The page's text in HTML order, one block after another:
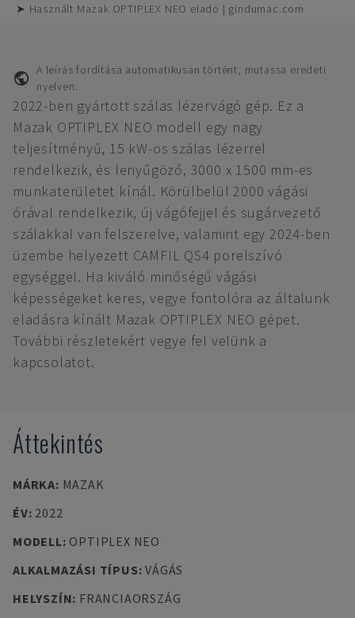
➤ Használt Mazak OPTIPLEX NEO eladó | gindumac.com
A leírás fordítása automatikusan történt, mutassa eredeti
nyelven.
2022-ben gyártott szálas lézervágó gép. Ez a
Mazak OPTIPLEX NEO modell egy nagy
teljesítményű, 15 kW-os szálas lézerrel
rendelkezik, és lenyűgöző, 3000 x 1500 mm-es
munkaterületet kínál. Körülbelül 2000 vágási
órával rendelkezik, új vágófejjel és sugárvezető
szálakkal van felszerelve, valamint egy 2024-ben
üzembe helyezett CAMFIL QS4 porelszívó
egységgel. Ha kiváló minőségű vágási
képességeket keres, vegye fontolóra az általunk
eladásra kínált Mazak OPTIPLEX NEO gépet.
További részletekért vegye fel velünk a
kapcsolatot.
Áttekintés
MÁRKA: MAZAK
ÉV: 2022
MODELL: OPTIPLEX NEO
ALKALMAZÁSI TÍPUS:VÁGÁS
HELYSZÍN: FRANCIAORSZÁG